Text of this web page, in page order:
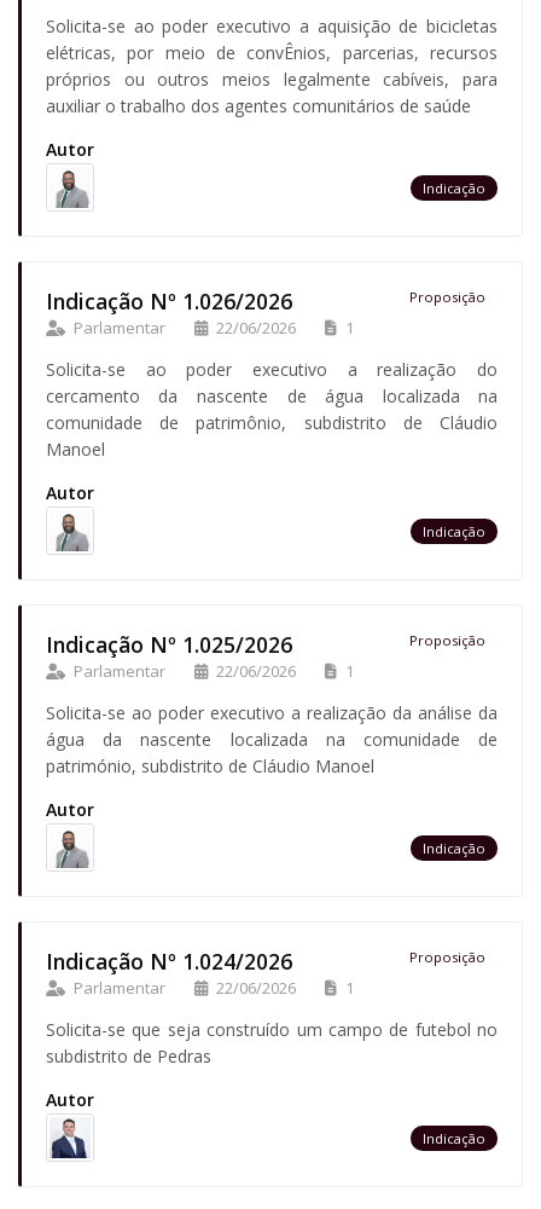
Solicita-se ao poder executivo a aquisição de bicicletas
elétricas, por meio de convÊnios, parcerias, recursos
próprios ou outros meios legalmente cabíveis, para
auxiliar o trabalho dos agentes comunitários de saúde
Autor
Indicação
Indicação Nº 1.026/2026 Proposição
Parlamentar 22/06/2026 1
Solicita-se ao poder executivo a realização do
cercamento da nascente de água localizada na
comunidade de patrimônio, subdistrito de Cláudio
Manoel
Autor
Indicação
Indicação Nº 1.025/2026 Proposição
Parlamentar 22/06/2026 1
Solicita-se ao poder executivo a realização da análise da
água da nascente localizada na comunidade de
património, subdistrito de Cláudio Manoel
Autor
Indicação
Indicação Nº 1.024/2026 Proposição
Parlamentar 22/06/2026 1
Solicita-se que seja construído um campo de futebol no
subdistrito de Pedras
Autor
Indicação